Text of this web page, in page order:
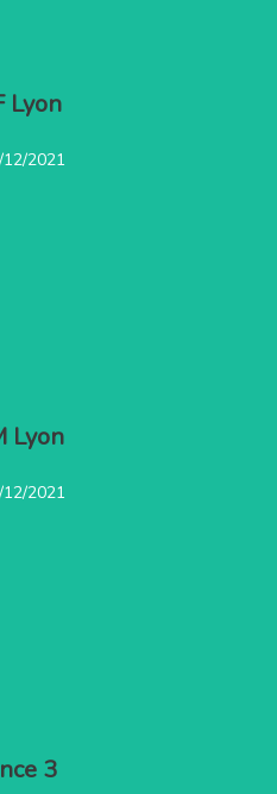
Lyon
2021
Lyon
2021
3